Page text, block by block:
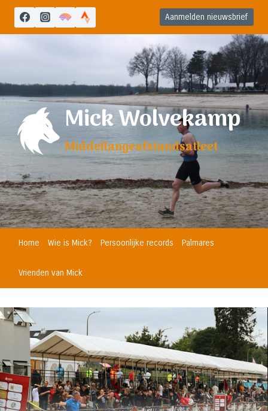
Doorgaan
naar
Aanmelden nieuwsbrief
Mick Wolvekamp
Middellangeafstandsatleet
Home Wie is Mick? Persoonlijke records Palmares
Vrienden van Mick